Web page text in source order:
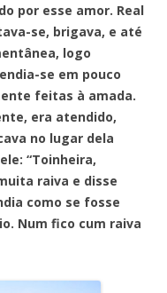
por esse amor. Real
se, brigava, e até
logo
se em pouco
feitas à amada.
era atendido,
no lugar dela
“Toinheira,
raiva e disse
como se fosse
Num fico cum raiva